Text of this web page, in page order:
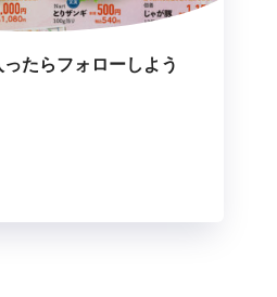
たらフォローしよう